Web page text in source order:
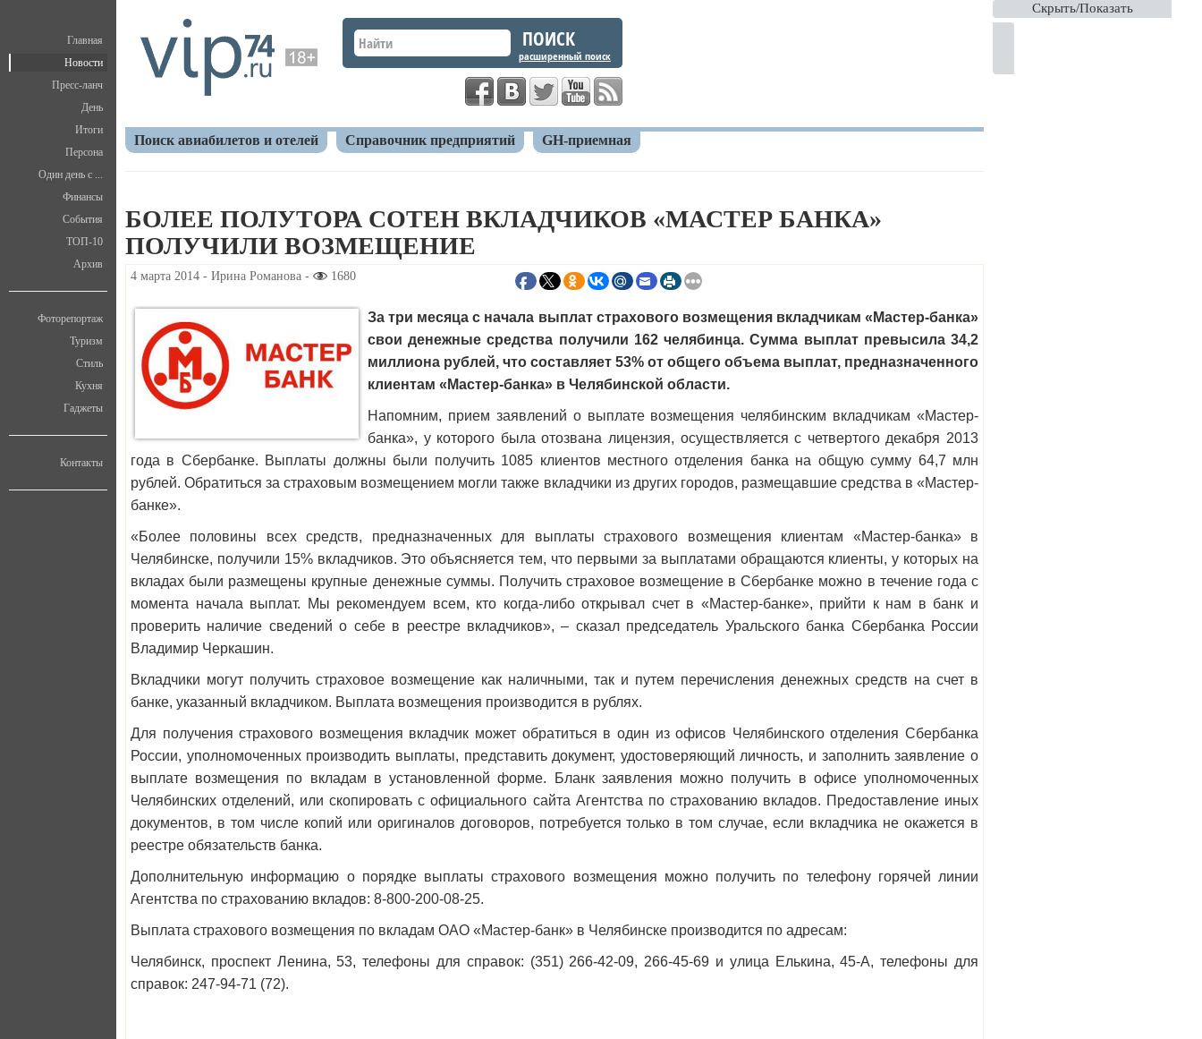
Скрыть/Показать
Главная
Новости
Пресс-ланч
День
Итоги
Персона
Один день с ...
Финансы
События
ТОП-10
Архив
Фоторепортаж
Туризм
Стиль
Кухня
Гаджеты
Контакты
расширенный поиск
Поиск авиабилетов и отелей Справочник предприятий GH-приемная
БОЛЕЕ ПОЛУТОРА СОТЕН ВКЛАДЧИКОВ «МАСТЕР БАНКА»
ПОЛУЧИЛИ ВОЗМЕЩЕНИЕ
4 марта 2014 - Ирина Романова - 1680
За три месяца с начала выплат страхового возмещения вкладчикам «Мастер-банка»
свои денежные средства получили 162 челябинца. Сумма выплат превысила 34,2
миллиона рублей, что составляет 53% от общего объема выплат, предназначенного
клиентам «Мастер-банка» в Челябинской области.
Напомним, прием заявлений о выплате возмещения челябинским вкладчикам «Мастер-
банка», у которого была отозвана лицензия, осуществляется с четвертого декабря 2013
года в Сбербанке. Выплаты должны были получить 1085 клиентов местного отделения банка на общую сумму 64,7 млн
рублей. Обратиться за страховым возмещением могли также вкладчики из других городов, размещавшие средства в «Мастер-
банке».
«Более половины всех средств, предназначенных для выплаты страхового возмещения клиентам «Мастер-банка» в
Челябинске, получили 15% вкладчиков. Это объясняется тем, что первыми за выплатами обращаются клиенты, у которых на
вкладах были размещены крупные денежные суммы. Получить страховое возмещение в Сбербанке можно в течение года с
момента начала выплат. Мы рекомендуем всем, кто когда-либо открывал счет в «Мастер-банке», прийти к нам в банк и
проверить наличие сведений о себе в реестре вкладчиков», – сказал председатель Уральского банка Сбербанка России
Владимир Черкашин.
Вкладчики могут получить страховое возмещение как наличными, так и путем перечисления денежных средств на счет в
банке, указанный вкладчиком. Выплата возмещения производится в рублях.
Для получения страхового возмещения вкладчик может обратиться в один из офисов Челябинского отделения Сбербанка
России, уполномоченных производить выплаты, представить документ, удостоверяющий личность, и заполнить заявление о
выплате возмещения по вкладам в установленной форме. Бланк заявления можно получить в офисе уполномоченных
Челябинских отделений, или скопировать с официального сайта Агентства по страхованию вкладов. Предоставление иных
документов, в том числе копий или оригиналов договоров, потребуется только в том случае, если вкладчика не окажется в
реестре обязательств банка.
Дополнительную информацию о порядке выплаты страхового возмещения можно получить по телефону горячей линии
Агентства по страхованию вкладов: 8-800-200-08-25.
Выплата страхового возмещения по вкладам ОАО «Мастер-банк» в Челябинске производится по адресам:
Челябинск, проспект Ленина, 53, телефоны для справок: (351) 266-42-09, 266-45-69 и улица Елькина, 45-А, телефоны для
справок: 247-94-71 (72).